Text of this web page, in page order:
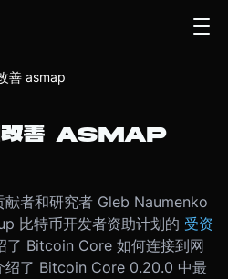
善 asmap
改善 ASMAP
献者和研究者 Gleb Naumenko
比特币开发者资助计划的 受资
了 Bitcoin Core 如何连接到网
绍了 Bitcoin Core 0.20.0 中最